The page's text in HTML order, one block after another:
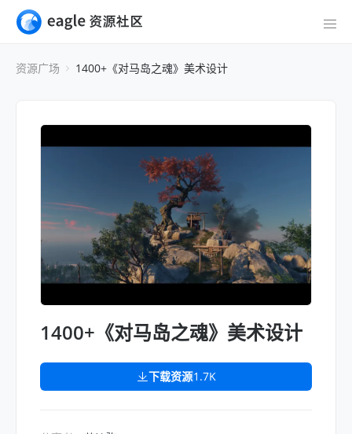
资源广场 1400+《对马岛之魂》美术设计
1400+《对马岛之魂》美术设计
下载资源1.7K